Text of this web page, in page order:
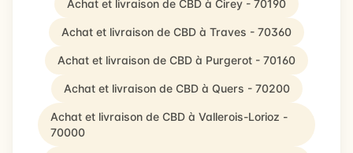
Achat et livraison de CBD à Cirey - 70190
Achat et livraison de CBD à Traves - 70360
Achat et livraison de CBD à Purgerot - 70160
Achat et livraison de CBD à Quers - 70200
Achat et livraison de CBD à Vallerois-Lorioz -
70000